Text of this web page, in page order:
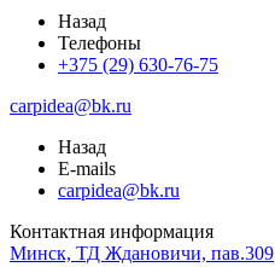
Назад
Телефоны
+375 (29) 630-76-75
carpidea@bk.ru
Назад
E-mails
carpidea@bk.ru
Контактная информация
Минск, ТД Ждановичи, пав.309